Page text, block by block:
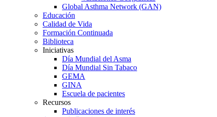
Global Asthma Network (GAN)
Educación
Calidad de Vida
Formación Continuada
Biblioteca
Iniciativas
Día Mundial del Asma
Día Mundial Sin Tabaco
GEMA
GINA
Escuela de pacientes
Recursos
Publicaciones de interés